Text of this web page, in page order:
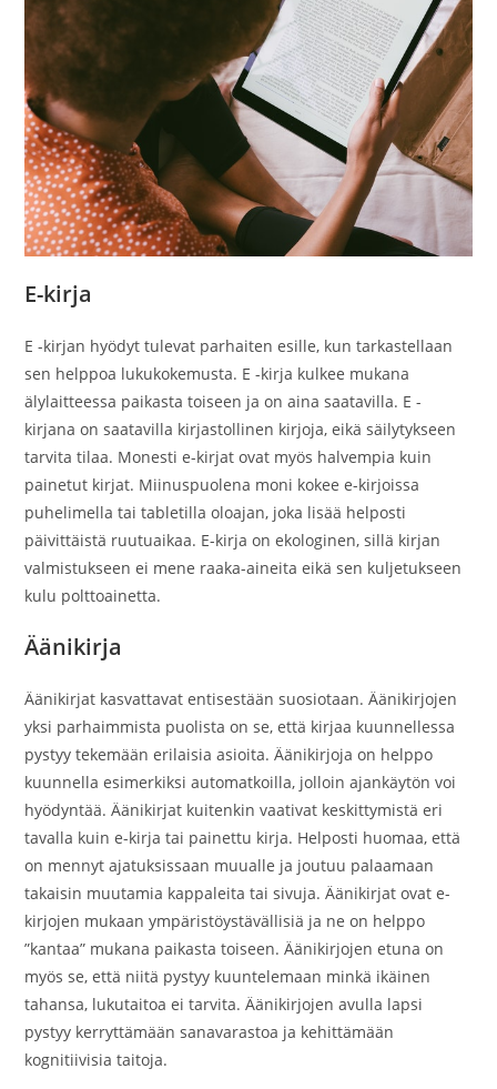
E-kirja
E -kirjan hyödyt tulevat parhaiten esille, kun tarkastellaan
sen helppoa lukukokemusta. E -kirja kulkee mukana
älylaitteessa paikasta toiseen ja on aina saatavilla. E -
kirjana on saatavilla kirjastollinen kirjoja, eikä säilytykseen
tarvita tilaa. Monesti e-kirjat ovat myös halvempia kuin
painetut kirjat. Miinuspuolena moni kokee e-kirjoissa
puhelimella tai tabletilla oloajan, joka lisää helposti
päivittäistä ruutuaikaa. E-kirja on ekologinen, sillä kirjan
valmistukseen ei mene raaka-aineita eikä sen kuljetukseen
kulu polttoainetta.
Äänikirja
Äänikirjat kasvattavat entisestään suosiotaan. Äänikirjojen
yksi parhaimmista puolista on se, että kirjaa kuunnellessa
pystyy tekemään erilaisia asioita. Äänikirjoja on helppo
kuunnella esimerkiksi automatkoilla, jolloin ajankäytön voi
hyödyntää. Äänikirjat kuitenkin vaativat keskittymistä eri
tavalla kuin e-kirja tai painettu kirja. Helposti huomaa, että
on mennyt ajatuksissaan muualle ja joutuu palaamaan
takaisin muutamia kappaleita tai sivuja. Äänikirjat ovat e-
kirjojen mukaan ympäristöystävällisiä ja ne on helppo
”kantaa” mukana paikasta toiseen. Äänikirjojen etuna on
myös se, että niitä pystyy kuuntelemaan minkä ikäinen
tahansa, lukutaitoa ei tarvita. Äänikirjojen avulla lapsi
pystyy kerryttämään sanavarastoa ja kehittämään
kognitiivisia taitoja.